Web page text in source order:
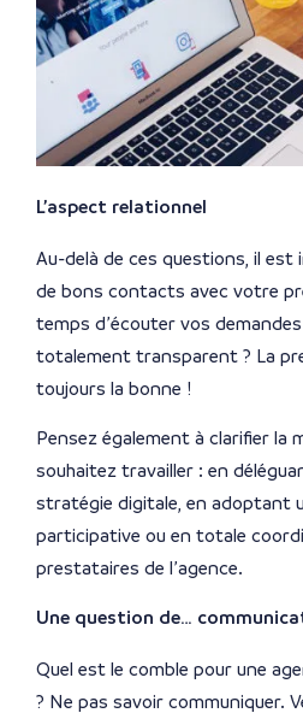
L’aspect relationnel
Au-delà de ces questions, il
de bons contacts avec votre
temps d’écouter vos
totalement transparent ? La
toujours la bonne !
Pensez également à clarifier la
souhaitez travailler : en
stratégie digitale, en adoptant
participative ou en totale
prestataires de l’agence.
Une question de…
Quel est le comble pour une
? Ne pas savoir communiquer.